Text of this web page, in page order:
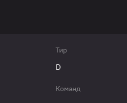
Тир
D
Команд